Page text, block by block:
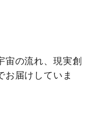
宙の流れ、現実創
届けしていま